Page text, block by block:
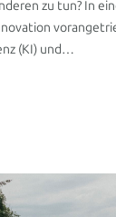
zu tun? In
(KI) und…